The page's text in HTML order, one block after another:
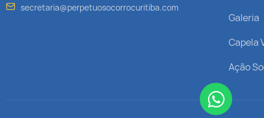
secretaria@perpetuosocorrocuritiba.com
Galeria
Capela
Ação